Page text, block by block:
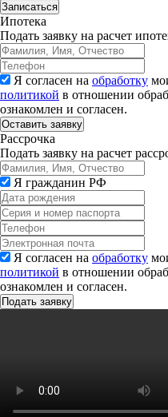
Записаться
Ипотека
Подать заявку на расчет
Я согласен на обработку
политикой в отношении
ознакомлен и согласен.
Рассрочка
Подать заявку на расчет
Я гражданин РФ
Я согласен на обработку
политикой в отношении
ознакомлен и согласен.